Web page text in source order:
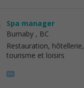
Spa manager
Burnaby , BC
Restauration, hôtellerie,
tourisme et loisirs